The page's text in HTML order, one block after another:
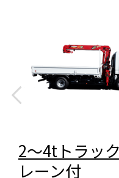
2～4tトラッ
レーン付